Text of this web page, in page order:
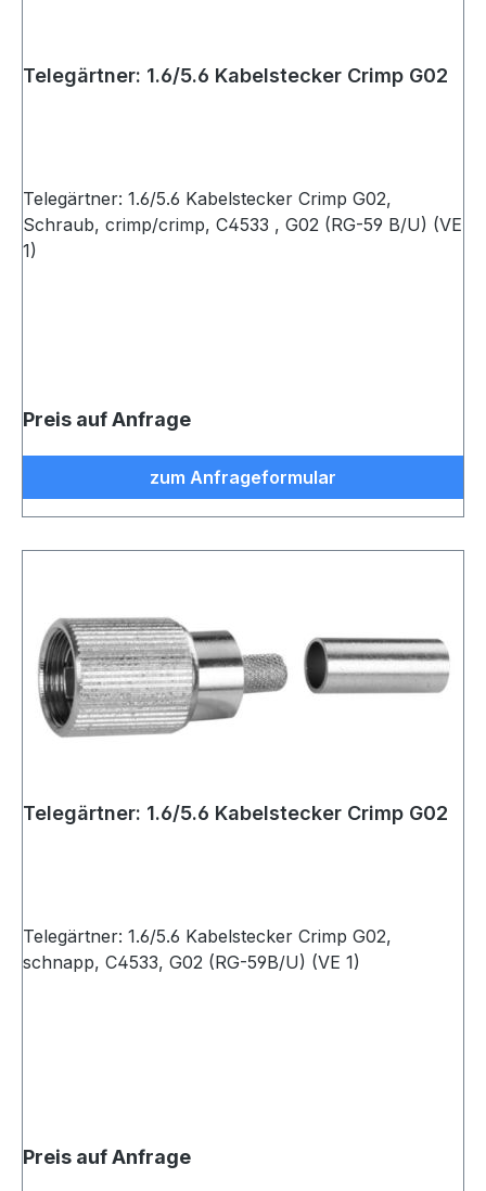
Telegärtner: 1.6/5.6 Kabelstecker Crimp G02
Telegärtner: 1.6/5.6 Kabelstecker Crimp G02,
Schraub, crimp/crimp, C4533 , G02 (RG-59 B/U) (VE
1)
Preis auf Anfrage
zum Anfrageformular
Telegärtner: 1.6/5.6 Kabelstecker Crimp G02
Telegärtner: 1.6/5.6 Kabelstecker Crimp G02,
schnapp, C4533, G02 (RG-59B/U) (VE 1)
Preis auf Anfrage